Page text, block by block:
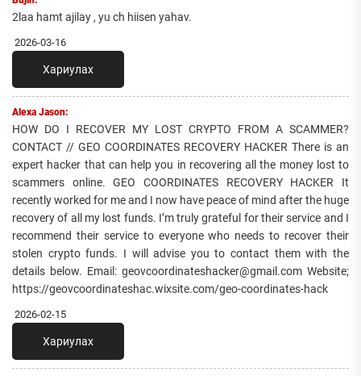
2laa hamt ajilay , yu ch hiisen yahav.
2026-03-16
Хариулах
Alexa Jason:
HOW DO I RECOVER MY LOST CRYPTO FROM A SCAMMER?
CONTACT // GEO COORDINATES RECOVERY HACKER There is an
expert hacker that can help you in recovering all the money lost to
scammers online. GEO COORDINATES RECOVERY HACKER It
recently worked for me and I now have peace of mind after the huge
recovery of all my lost funds. I’m truly grateful for their service and I
recommend their service to everyone who needs to recover their
stolen crypto funds. I will advise you to contact them with the
details below. Email: geovcoordinateshacker@gmail.com Website;
https://geovcoordinateshac.wixsite.com/geo-coordinates-hack
2026-02-15
Хариулах